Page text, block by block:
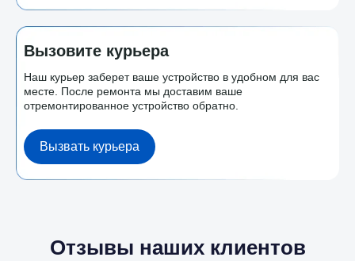
Вызовите курьера
Наш курьер заберет ваше устройство в удобном для вас
месте. После ремонта мы доставим ваше
отремонтированное устройство обратно.
Вызвать курьера
Отзывы наших клиентов